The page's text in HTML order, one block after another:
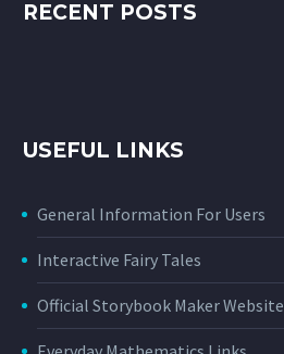
RECENT POSTS
USEFUL LINKS
General Information For Users
Interactive Fairy Tales
Official Storybook Maker Website